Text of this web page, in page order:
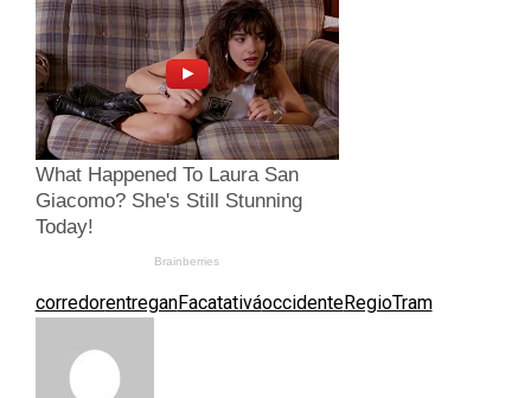
corredorentreganFacatativáoccidenteRegioTram